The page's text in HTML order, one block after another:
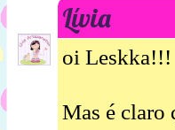
Lívia
oi Leskka!!!
Mas é claro